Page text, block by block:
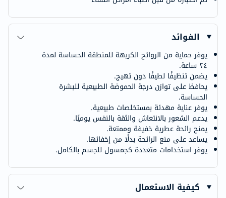
الفوائد
يوفر حماية من الروائح الكريهة للمنطقة الحساسة لمدة
٢٤ ساعة.
يضمن تنظيفًا لطيفًا دون تهيج.
يحافظ على توازن درجة الحموضة الطبيعية للبشرة
الحساسة.
يوفر عناية مهدئة بمستخلصات طبيعية.
يدعم الشعور بالانتعاش والثقة بالنفس يوميًا.
يمنح رائحة عطرية خفيفة وممتعة.
يساعد على منع الرائحة بدلًا من إخفائها.
يوفر استخدامات متعددة كجمسول للجسم بالكامل.
كيفية الاستعمال